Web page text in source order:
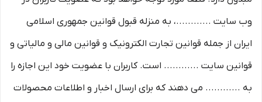
وب سایت ............، به منزله قبول قوانین جمهوری اسلامی
ایران از جمله قوانین تجارت الکترونیک و قوانین مالی و مالیاتی و
قوانین سایت ............ است. کاربران با عضویت خود این اجازه را
به ............ می دهند که برای ارسال اخبار و اطلاعات محصولات